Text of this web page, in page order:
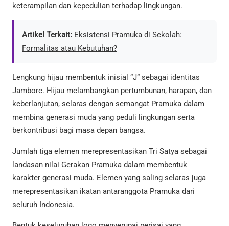
keterampilan dan kepedulian terhadap lingkungan.
Artikel Terkait: Eksistensi Pramuka di Sekolah:
Formalitas atau Kebutuhan?
Lengkung hijau membentuk inisial “J” sebagai identitas
Jambore. Hijau melambangkan pertumbunan, harapan, dan
keberlanjutan, selaras dengan semangat Pramuka dalam
membina generasi muda yang peduli lingkungan serta
berkontribusi bagi masa depan bangsa.
Jumlah tiga elemen merepresentasikan Tri Satya sebagai
landasan nilai Gerakan Pramuka dalam membentuk
karakter generasi muda. Elemen yang saling selaras juga
merepresentasikan ikatan antaranggota Pramuka dari
seluruh Indonesia.